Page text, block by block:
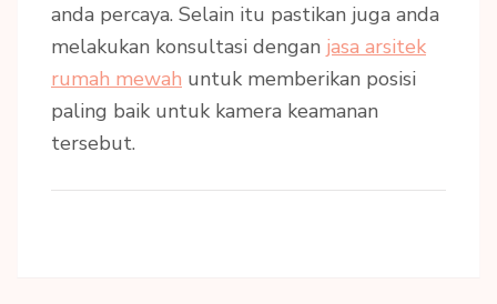
anda percaya. Selain itu pastikan juga anda
melakukan konsultasi dengan jasa arsitek
rumah mewah untuk memberikan posisi
paling baik untuk kamera keamanan
tersebut.